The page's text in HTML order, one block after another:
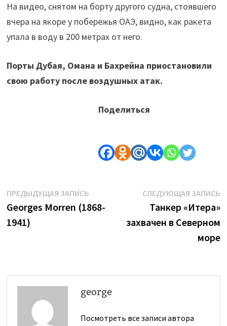
На видео, снятом на борту другого судна, стоявшего
вчера на якоре у побережья ОАЭ, видно, как ракета
упала в воду в 200 метрах от него.
Порты Дубая, Омана и Бахрейна приостановили
свою работу после воздушных атак.
Поделиться
Навигация
по
записям
ПРЕДЫДУЩАЯ ЗАПИСЬПредыдущая
запись:
Georges Morren (1868-
1941)
СЛЕДУЮЩАЯ ЗАПИСЬ
Танкер «Итера»
захвачен в Северном
море
george
Посмотреть все записи автора